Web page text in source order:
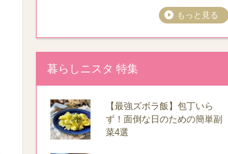
もっと見る
暮らしニスタ 特集
【最強ズボラ飯】包丁いら
ず！面倒な日のための簡単副
菜4選